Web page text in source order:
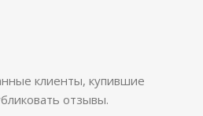
клиенты, купившие
отзывы.